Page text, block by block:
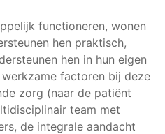
functioneren, wonen
hen praktisch,
hen in hun eigen
factoren bij deze
zorg (naar de patiënt
team met
de integrale aandacht